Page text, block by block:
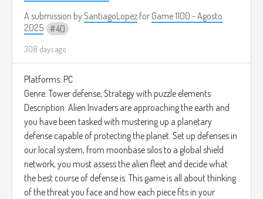
A submission bySantiagoLopez for Game 1100 - Agosto
2025
40
308 days ago
Platforms: PC
Genre: Tower defense, Strategy with puzzle elements
Description: Alien Invaders are approaching the earth and
you have been tasked with mustering up a planetary
defense capable of protecting the planet. Set up defenses in
our local system, from moonbase silos to a global shield
network, you must assess the alien fleet and decide what
the best course of defense is. This game is all about thinking
of the threat you face and how each piece fits in your